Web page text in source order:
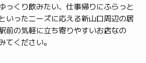
っくり飲みたい、仕事帰りにふらっと
いったニーズに応える新山口周辺の居
前の気軽に立ち寄りやすいお店なの
てください。